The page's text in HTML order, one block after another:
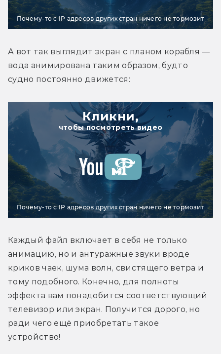
Почему-то с IP адресов других стран ничего не тормозит
А вот так выглядит экран с планом корабля —
вода анимирована таким образом, будто
судно постоянно движется:
Кликни,
чтобы посмотреть видео
Почему-то с IP адресов других стран ничего не тормозит
Каждый файл включает в себя не только
анимацию, но и антуражные звуки вроде
криков чаек, шума волн, свистящего ветра и
тому подобного. Конечно, для полноты
эффекта вам понадобится соответствующий
телевизор или экран. Получится дорого, но
ради чего ещё приобретать такое
устройство!